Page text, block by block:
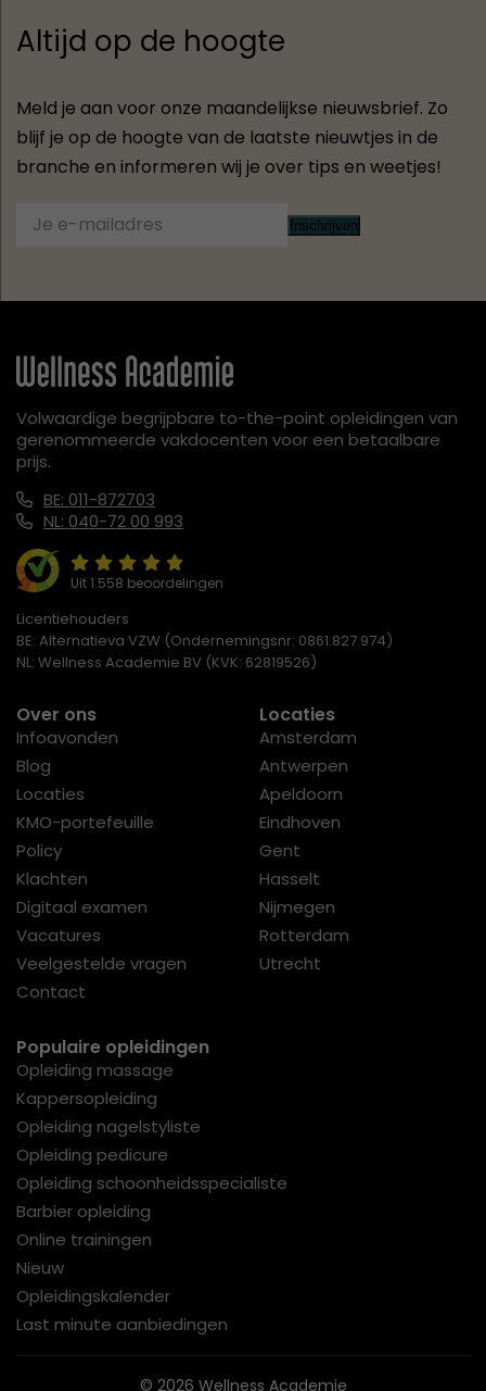
Altijd op de hoogte
Meld je aan voor onze maandelijkse nieuwsbrief. Zo
blijf je op de hoogte van de laatste nieuwtjes in de
branche en informeren wij je over tips en weetjes!
Inschrijven
Volwaardige begrijpbare to-the-point opleidingen van
gerenommeerde vakdocenten voor een betaalbare
prijs.
BE: 011-872703
NL: 040-72 00 993
Uit 1.558 beoordelingen
Licentiehouders
BE: Alternatieva VZW (Ondernemingsnr: 0861.827.974)
NL: Wellness Academie BV (KVK: 62819526)
Over ons
Infoavonden
Blog
Locaties
KMO-portefeuille
Policy
Klachten
Digitaal examen
Vacatures
Veelgestelde vragen
Contact
Locaties
Amsterdam
Antwerpen
Apeldoorn
Eindhoven
Gent
Hasselt
Nijmegen
Rotterdam
Utrecht
Populaire opleidingen
Opleiding massage
Kappersopleiding
Opleiding nagelstyliste
Opleiding pedicure
Opleiding schoonheidsspecialiste
Barbier opleiding
Online trainingen
Nieuw
Opleidingskalender
Last minute aanbiedingen
© 2026 Wellness Academie